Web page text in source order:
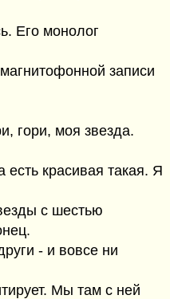
Его монолог
записи
гори, моя звезда.
красивая такая. Я
с шестью
- и вовсе ни
Мы там с ней